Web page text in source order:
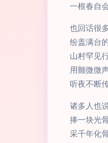
一根春自
也回话很
纷盖满台
山村罕见
用颤微微
听夜不断
诸多人也
捧一块光
采千年化